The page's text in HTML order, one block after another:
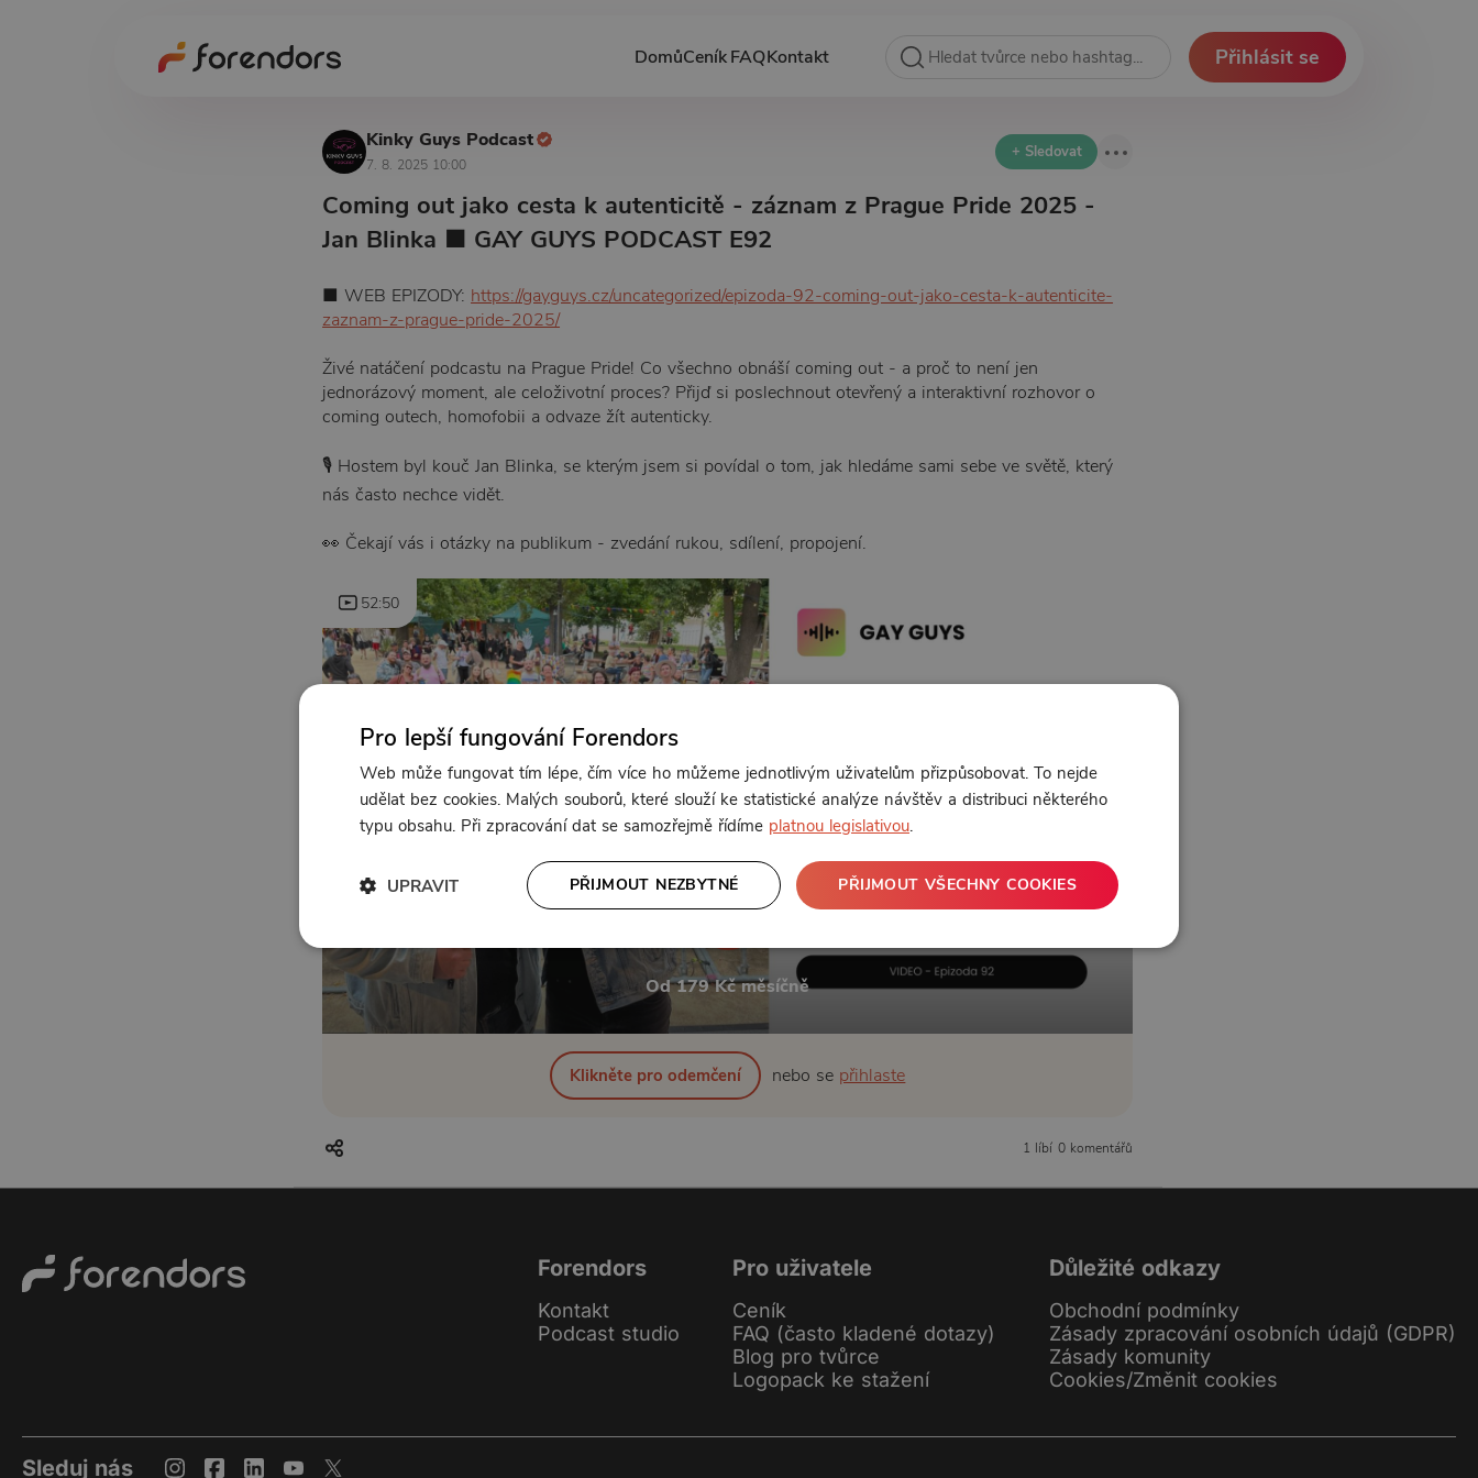
DomůCeníkFAQKontakt Přihlásit se
Kinky Guys Podcast
7. 8. 2025 10:00
+ Sledovat
Coming out jako cesta k autenticitě - záznam z Prague Pride 2025 -
Jan Blinka ■ GAY GUYS PODCAST E92
■ WEB EPIZODY: https://gayguys.cz/uncategorized/epizoda-92-coming-out-jako-cesta-k-autenticite-
zaznam-z-prague-pride-2025/
Živé natáčení podcastu na Prague Pride! Co všechno obnáší coming out - a proč to není jen
jednorázový moment, ale celoživotní proces? Přijď si poslechnout otevřený a interaktivní rozhovor o
coming outech, homofobii a odvaze žít autenticky.
🎙 Hostem byl kouč Jan Blinka, se kterým jsem si povídal o tom, jak hledáme sami sebe ve světě, který
nás často nechce vidět.
👀 Čekají vás i otázky na publikum - zvedání rukou, sdílení, propojení.
52:50
Od 179 Kč měsíčně
Klikněte pro odemčení nebo se přihlaste
1 líbí 0 komentářů
Forendors
Kontakt
Podcast studio
Pro uživatele
Ceník
FAQ (často kladené dotazy)
Blog pro tvůrce
Logopack ke stažení
Důležité odkazy
Obchodní podmínky
Zásady zpracování osobních údajů (GDPR)
Zásady komunity
Cookies/Změnit cookies
Sleduj nás
Pro lepší fungování Forendors
Web může fungovat tím lépe, čím více ho můžeme jednotlivým uživatelům přizpůsobovat. To nejde
udělat bez cookies. Malých souborů, které slouží ke statistické analýze návštěv a distribuci některého
typu obsahu. Při zpracování dat se samozřejmě řídíme platnou legislativou.
PŘIJMOUT VŠECHNY COOKIES
PŘIJMOUT NEZBYTNÉ
UPRAVIT